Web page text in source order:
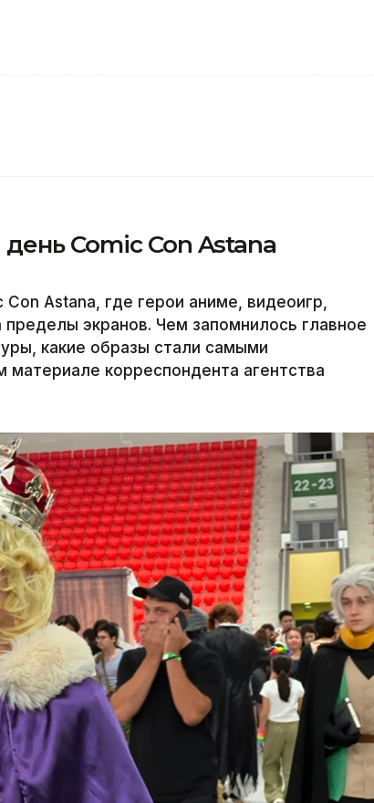
Comic Con Astana
Astana, где герои аниме, видеоигр,
экранов. Чем запомнилось главное
какие образы стали самыми
корреспондента агентства